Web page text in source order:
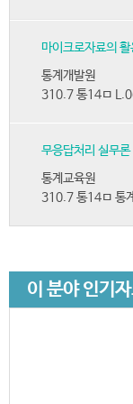
마이크로자료의
통계개발원
310.7 통14ㅁ
무응답처리 실무
통계교육원
310.7 통14ㅁ
이 분야 인기